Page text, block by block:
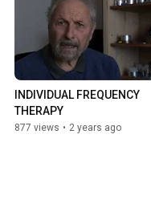
INDIVIDUAL FREQUENCY
THERAPY
877 views • 2 years ago